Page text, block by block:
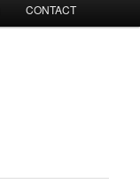
CONTACT